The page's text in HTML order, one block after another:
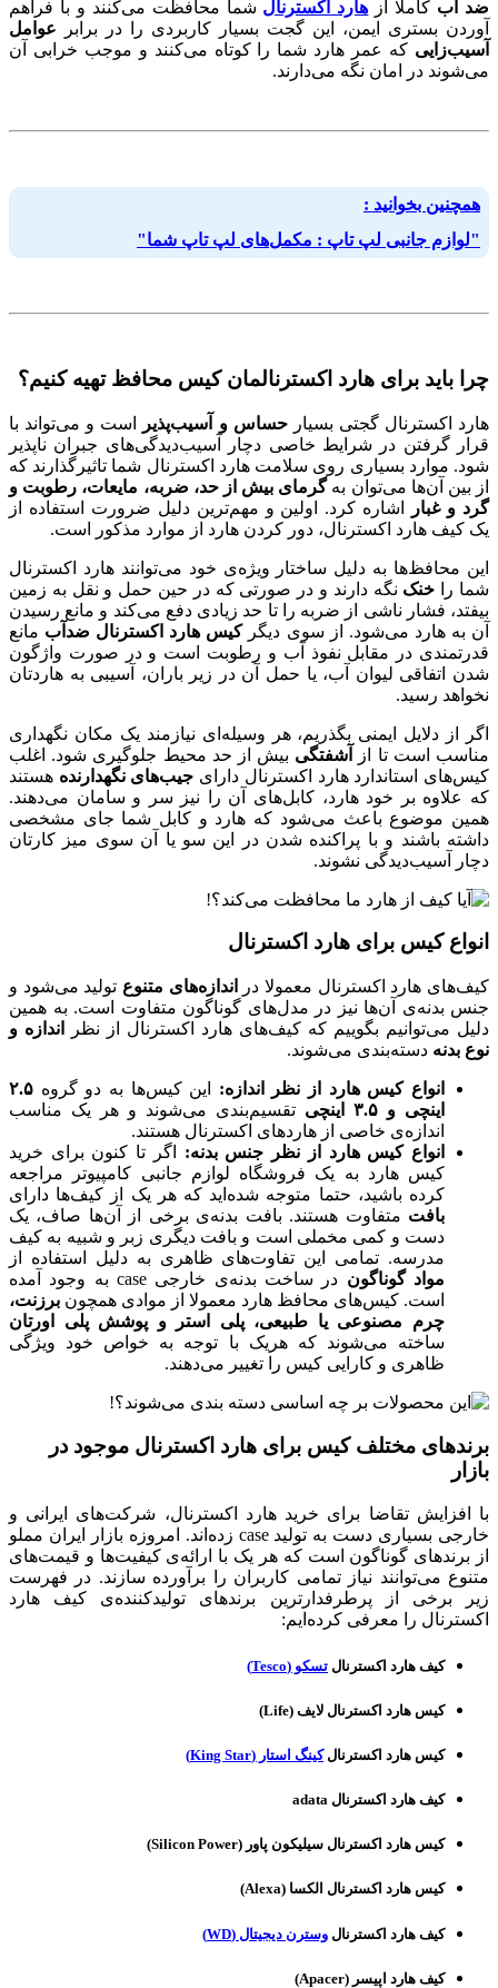
ضد آب کاملا از هارد اکسترنال شما محافظت می‌کنند و با فراهم
آوردن بستری ایمن، این گجت بسیار کاربردی را در برابر عوامل
آسیب‌زایی که عمر هارد شما را کوتاه می‌کنند و موجب خرابی آن
می‌شوند در امان نگه می‌دارند.
همچنین بخوانید :
"لوازم جانبی لپ تاپ : مکمل‌های لپ تاپ شما"
چرا باید برای هارد اکسترنالمان کیس محافظ تهیه کنیم؟
هارد اکسترنال گجتی بسیارحساس و آسیب‌پذیر
است و می‌تواند با
قرار گرفتن در شرایط خاصی دچار آسیب‌دیدگی‌های جبران ناپذیر
شود. موارد بسیاری روی سلامت هارد اکسترنال شما تاثیرگذارند که
از بین آن‌ها می‌توان به گرمای بیش از حد، ضربه، مایعات، رطوبت و
گرد و غبار
اشاره کرد. اولین و مهم‌ترین دلیل ضرورت استفاده از
یک کیف هارد اکسترنال، دور کردن هارد از موارد مذکور است.
این محافظ‌ها به دلیل ساختار ویژ‌ه‌ی خود می‌توانند هارد اکسترنال
شما را خنک نگه دارند و در صورتی که در حین حمل و نقل به زمین
بیفتد، فشار ناشی از ضربه را تا حد زیادی دفع می‌کند و مانع رسیدن
آن به هارد می‌شود. از سوی دیگرکیس هارد اکسترنال ضدآب مانع
قدرتمندی در مقابل نفوذ آب و رطوبت است و در صورت واژگون
شدن اتفاقی لیوان آب، یا حمل آن در زیر باران، آسیبی به هاردتان
نخواهد رسید.
اگر از دلایل ایمنی بگذریم، هر وسیله‌ای نیازمند یک مکان نگهداری
مناسب است تا از
آشفتگی بیش از حد محیط جلوگیری شود. اغلب
کیس‌های استاندارد هارد اکسترنال دارای جیب‌های نگهدارنده هستند
که علاوه بر خود هارد، کابل‌‌های آن را نیز سر و سامان می‌دهند.
همین موضوع باعث می‌شود که هارد و کابل شما جای مشخصی
داشته باشند و با پراکنده شدن در این سو یا آن سوی میز کارتان
دچار آسیب‌دیدگی نشوند.
انواع کیس برای هارد اکسترنال
کیف‌های هارد اکسترنال معمولا در اندازه‌های متنوع تولید می‌شود و
جنس بدنه‌ی آن‌ها نیز در مدل‌های گوناگون متفاوت است. به همین
دلیل می‌توانیم بگوییم که کیف‌های هارد اکسترنال از نظر
اندازه و
نوع بدنه دسته‌بندی می‌شوند.
انواع کیس هارد از نظر اندازه: این کیس‌ها به دو گروه ۲.۵
اینچی و ۳.۵ اینچی
تقسیم‌بندی می‌شوند و هر یک مناسب
اندازه‌ی خاصی از هاردهای اکسترنال هستند.
انواع کیس هارد از نظر جنس بدنه: اگر تا کنون برای خرید
کیس هارد به یک فروشگاه لوازم جانبی کامپیوتر مراجعه
کرده باشید، حتما متوجه شده‌اید که هر یک از کیف‌ها دارای
بافت متفاوت هستند. بافت بدنه‌ی برخی از آ‌ن‌ها صاف، یک
دست و کمی مخملی است و بافت دیگری زبر و شبیه به کیف
مدرسه. تمامی این تفاوت‌های ظاهری به دلیل استفاده از
مواد گوناگون
در ساخت بدنه‌ی خارجی case به وجود آمده
است. کیس‌های محافظ هارد معمولا از موادی همچون برزنت،
چرم مصنوعی یا طبیعی، پلی استر و پوشش پلی اورتان
ساخته می‌شوند که هریک با توجه به خواص خود ویژگی
ظاهری و کارایی کیس را تغییر می‌دهند.
برندهای مختلف کیس برای هارد اکسترنال موجود در
بازار
با افزایش تقاضا برای خرید هارد اکسترنال، شرکت‌های ایرانی و
خارجی بسیاری دست به تولید case زده‌اند. امروزه بازار ایران مملو
از برندهای گوناگون است که هر یک با ارائه‌ی کیفیت‌ها و قیمت‌های
متنوع می‌توانند نیاز تمامی کاربران را برآورده سازند. در فهرست
زیر برخی از پرطرفدارترین برندهای تولیدکننده‌ی کیف هارد
اکسترنال را معرفی کرده‌ایم:
کیف هارد اکسترنال تسکو (Tesco)
کیس هارد اکسترنال لایف (Life)
کیس هارد اکسترنالکینگ استار (King Star)
کیف هارد اکسترنال adata
کیس هارد اکسترنال سیلیکون پاور (Silicon Power)
کیس هارد اکسترنال الکسا (Alexa)
کیف هارد اکسترنال وسترن دیجیتال (WD)
کیف هارد اپیسر (Apacer)